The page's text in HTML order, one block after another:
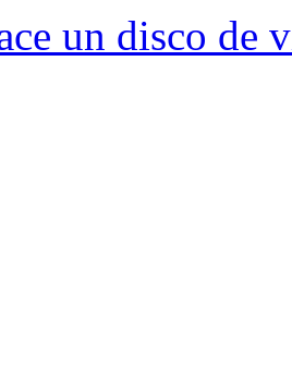
un disco de